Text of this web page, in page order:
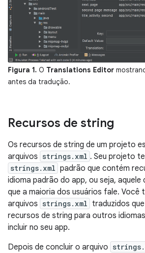
Figura 1. O Translations Editor
antes da tradução.
Recursos de string
Os recursos de string de um projeto
arquivos strings.xml . Seu projeto
strings.xml padrão que contém
idioma padrão do app, ou seja, aquele
que a maioria dos usuários fale. Você
arquivos strings.xml traduzidos
recursos de string para outros
incluir no seu app.
Depois de concluir o arquivo